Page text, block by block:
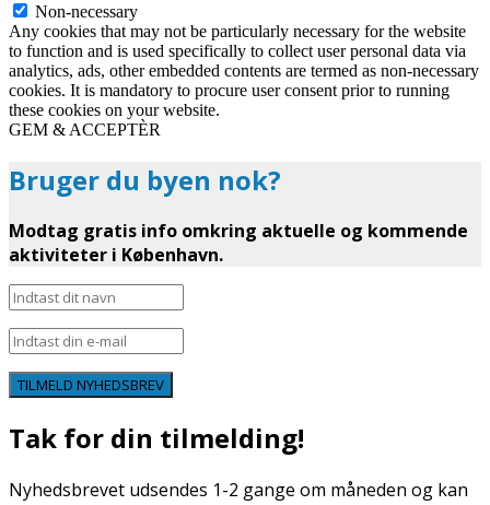
Non-necessary
Any cookies that may not be particularly necessary for the website
to function and is used specifically to collect user personal data via
analytics, ads, other embedded contents are termed as non-necessary
cookies. It is mandatory to procure user consent prior to running
these cookies on your website.
GEM & ACCEPTÈR
Bruger du byen nok?
Modtag gratis info omkring aktuelle og kommende
aktiviteter i København.
TILMELD NYHEDSBREV
Tak for din tilmelding!
Nyhedsbrevet udsendes 1-2 gange om måneden og kan